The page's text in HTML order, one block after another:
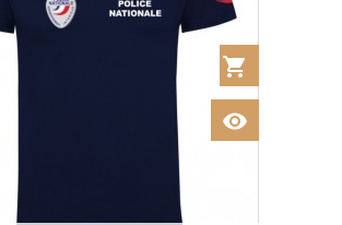
shopping_cart
visibility